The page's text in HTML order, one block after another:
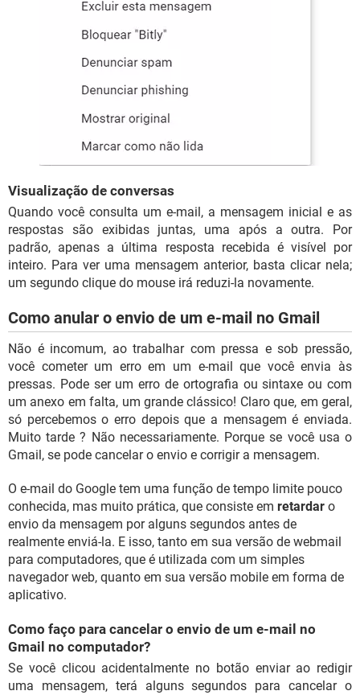
Visualização de conversas
Quando você consulta um e-mail, a mensagem inicial e as
respostas são exibidas juntas, uma após a outra. Por
padrão, apenas a última resposta recebida é visível por
inteiro. Para ver uma mensagem anterior, basta clicar nela;
um segundo clique do mouse irá reduzi-la novamente.
Como anular o envio de um e-mail no Gmail
Não é incomum, ao trabalhar com pressa e sob pressão,
você cometer um erro em um e-mail que você envia às
pressas. Pode ser um erro de ortografia ou sintaxe ou com
um anexo em falta, um grande clássico! Claro que, em geral,
só percebemos o erro depois que a mensagem é enviada.
Muito tarde ? Não necessariamente. Porque se você usa o
Gmail, se pode cancelar o envio e corrigir a mensagem.
O e-mail do Google tem uma função de tempo limite pouco
conhecida, mas muito prática, que consiste em retardar o
envio da mensagem por alguns segundos antes de
realmente enviá-la. E isso, tanto em sua versão de webmail
para computadores, que é utilizada com um simples
navegador web, quanto em sua versão mobile em forma de
aplicativo.
Como faço para cancelar o envio de um e-mail no
Gmail no computador?
Se você clicou acidentalmente no botão enviar ao redigir
uma mensagem, terá alguns segundos para cancelar o